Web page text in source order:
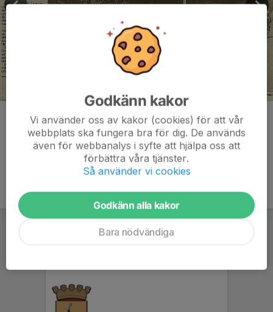
Kommentarer
Godkänn kakor
Vi använder oss av kakor (cookies) för att vår
webbplats ska fungera bra för dig. De används
även för webbanalys i syfte att hjälpa oss att
förbättra våra tjänster.
Så använder vi cookies
Godkänn alla kakor
Bara nödvändiga